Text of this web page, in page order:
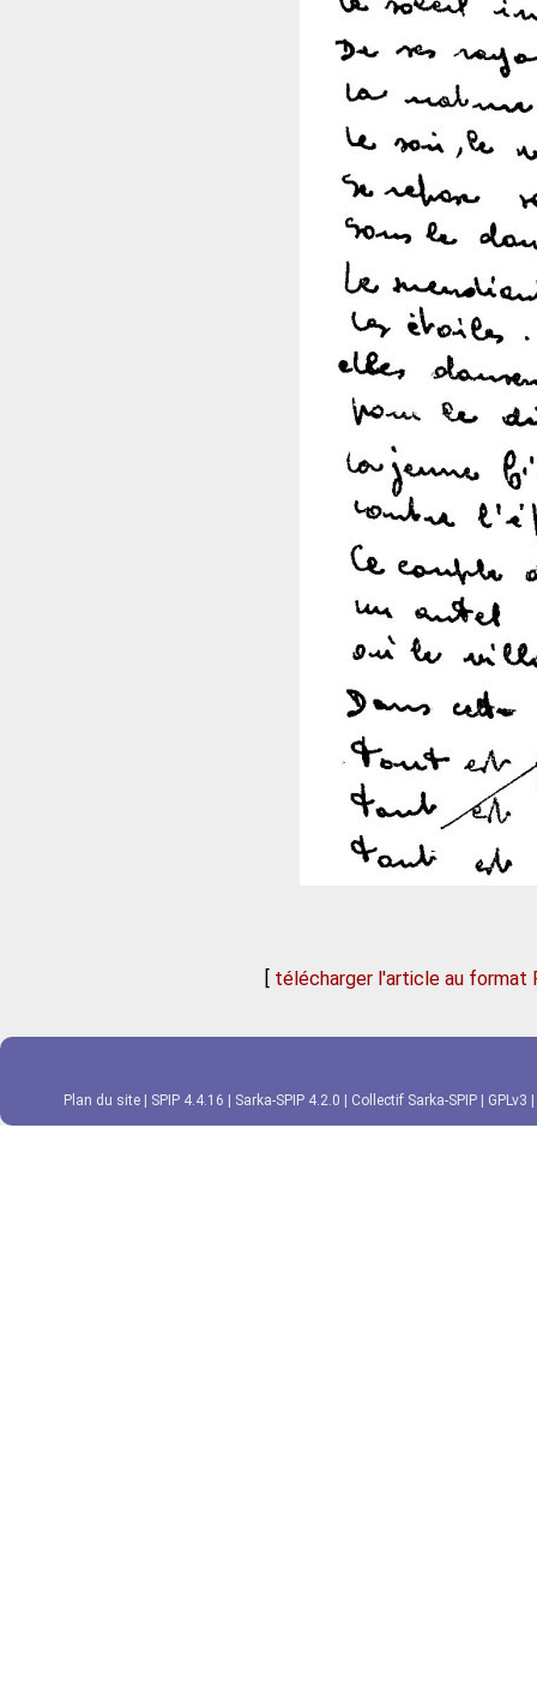
[ télécharger l'article au format
Plan du site SPIP 4.4.16 Sarka-SPIP 4.2.0 Collectif Sarka-SPIP GPLv3